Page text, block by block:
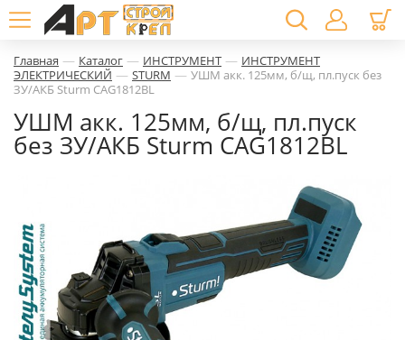
Главная — Каталог — ИНСТРУМЕНТ — ИНСТРУМЕНТ
ЭЛЕКТРИЧЕСКИЙ — STURM — УШМ акк. 125мм, б/щ, пл.пуск без
ЗУ/АКБ Sturm CAG1812BL
УШМ акк. 125мм, б/щ, пл.пуск
без ЗУ/АКБ Sturm CAG1812BL